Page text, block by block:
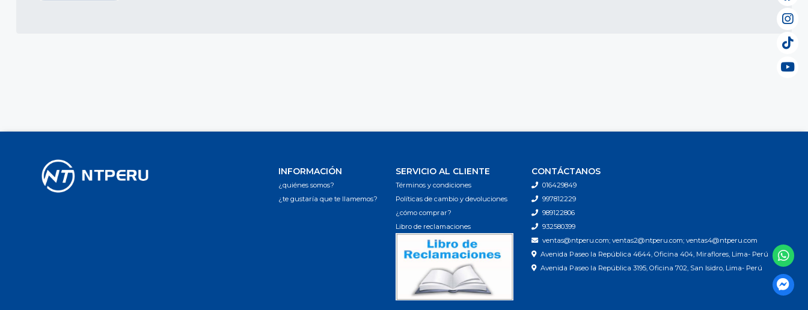
INFORMACIÓN
¿quiénes somos?
¿te gustaría que te llamemos?
SERVICIO AL CLIENTE
Términos y condiciones
Políticas de cambio y devoluciones
¿cómo comprar?
Libro de reclamaciones
CONTÁCTANOS
016429849
997812229
989122806
932580399
ventas@ntperu.com; ventas2@ntperu.com; ventas4@ntperu.com
Avenida Paseo la República 4644, Oficina 404, Miraflores, Lima- Perú
Avenida Paseo la República 3195, Oficina 702, San Isidro, Lima- Perú